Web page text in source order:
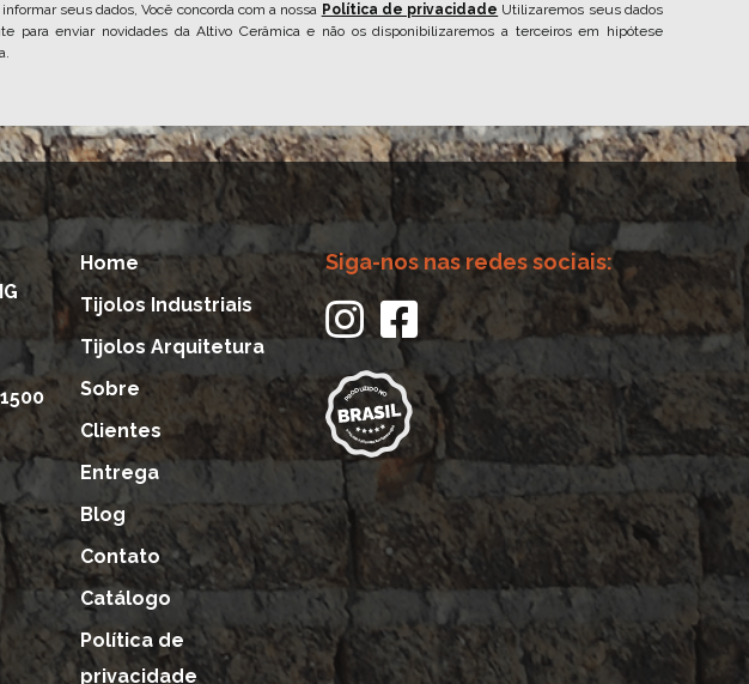
seus dados, Você concorda com a nossa Política de privacidade Utilizaremos seus dados
para enviar novidades da Altivo Cerâmica e não os disponibilizaremos a terceiros em hipótese
Home
Tijolos Industriais
Tijolos Arquitetura
Sobre
Clientes
Entrega
Blog
Contato
Catálogo
Política de
privacidade
Siga-nos nas redes sociais: